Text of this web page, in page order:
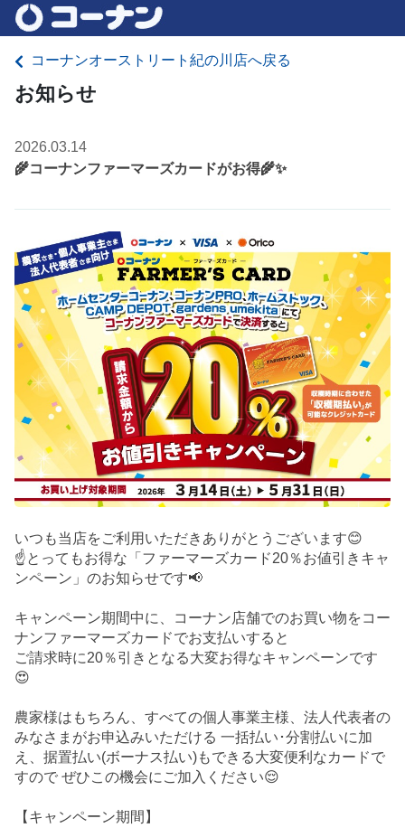
コーナンオーストリート紀の川店へ戻る
お知らせ
2026.03.14
🌾コーナンファーマーズカードがお得🌾✨
いつも当店をご利用いただきありがとうございます😊
☝️とってもお得な「ファーマーズカード20％お値引きキャ
ンペーン」のお知らせです📢
キャンペーン期間中に、コーナン店舗でのお買い物をコー
ナンファーマーズカードでお支払いすると
ご請求時に20％引きとなる大変お得なキャンペーンです
😍
農家様はもちろん、すべての個人事業主様、法人代表者の
みなさまがお申込みいただける 一括払い･分割払いに加
え、据置払い(ボーナス払い)もできる大変便利なカードで
すので ぜひこの機会にご加入ください😌
【キャンペーン期間】